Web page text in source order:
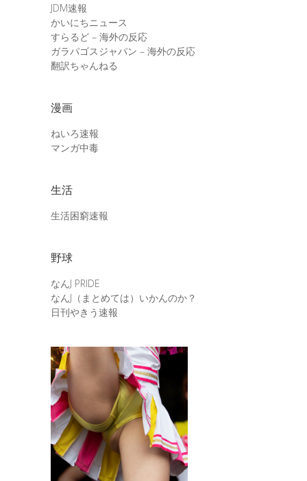
JDM速報
かいにちニュース
すらるど – 海外の反応
ガラパゴスジャパン – 海外の反応
翻訳ちゃんねる
漫画
ねいろ速報
マンガ中毒
生活
生活困窮速報
野球
なんJ PRIDE
なんJ（まとめては）いかんのか？
日刊やきう速報